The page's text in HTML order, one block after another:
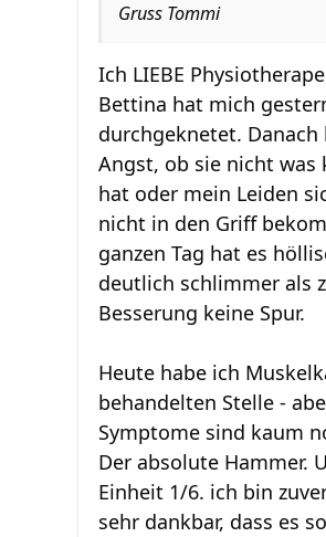
Gruss Tommi
Ich LIEBE
Bettina hat mich
durchgeknetet.
Angst, ob sie nicht was
hat oder mein Leiden
nicht in den Griff
ganzen Tag hat es
deutlich schlimmer als
Besserung keine Spur.
Heute habe ich
behandelten Stelle -
Symptome sind kaum
Der absolute Hammer.
Einheit 1/6. ich bin
sehr dankbar, dass es